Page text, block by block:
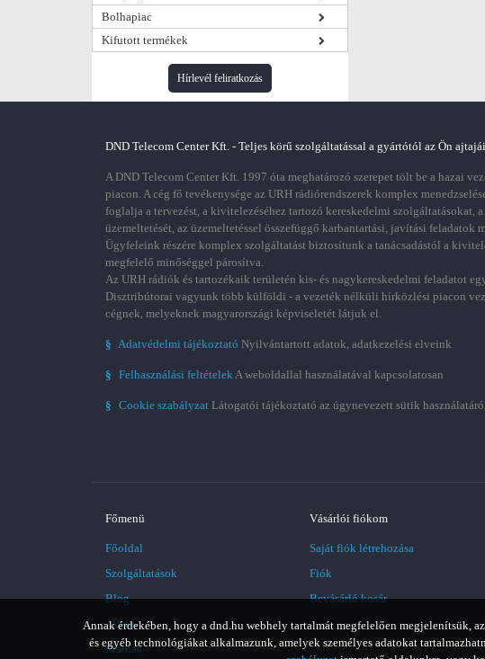
Bolhapiac
Kifutott termékek
Hírlevél feliratkozás
Annak érdekében, hogy a dnd.hu webhely tartalmát megfelelően
és egyéb technológiákat alkalmazunk, amelyek személyes adatokat
DND Telecom Center Kft. - Teljes körű szolgáltatással a gyártótól az Ön
A DND Telecom Center Kft. 1997 óta meghatározó szerepet tölt be a hazai
piacon. A cég fő tevékenysége az URH rádiórendszerek komplex
foglalja a tervezést, a kivitelezéséhez tartozó kereskedelmi szolgáltatásokat,
üzemeltetését, az üzemeltetéssel összefüggő karbantartási, javítási feladatok
Ügyfeleink részére komplex szolgáltatást biztosítunk a tanácsadástól a
megfelelő minőséggel párosítva.
Az URH rádiók és tartozékaik területén kis- és nagykereskedelmi feladatot
Disztribútorai vagyunk több külföldi - a vezeték nélküli hírközlési piacon
cégnek, melyeknek magyarországi képviseletét látjuk el.
§ Adatvédelmi tájékoztató Nyilvántartott adatok, adatkezelési elveink
§ Felhasználási feltételekA weboldallal használatával kapcsolatosan
§ Cookie szabályzat Látogatói tájékoztató az úgynevezett sütik
Főmenü
Főoldal
Szolgáltatások
Blog
Akció
Márkák
Vásárlói fiókom
Saját fiók létrehozása
Fiók
Bevásárló kosár